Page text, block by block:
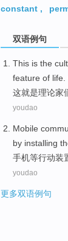
constant ,
双语例句
This is the
feature of life
这就是理论家
youdao
Mobile
by installing
手机等行动装
youdao
更多双语例句